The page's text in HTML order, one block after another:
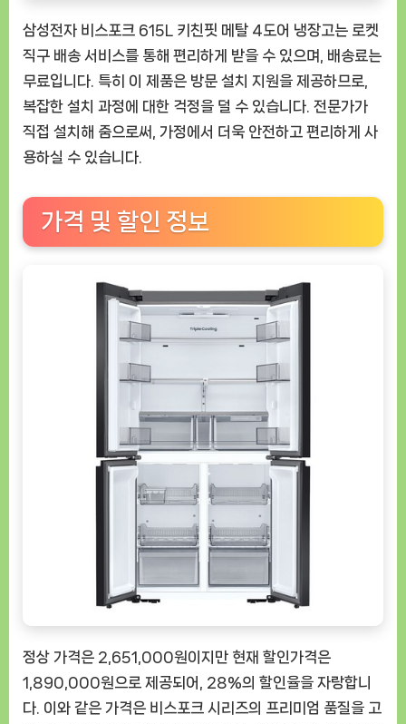
삼성전자 비스포크 615L 키친핏 메탈 4도어 냉장고는 로켓
직구 배송 서비스를 통해 편리하게 받을 수 있으며, 배송료는
무료입니다. 특히 이 제품은 방문 설치 지원을 제공하므로,
복잡한 설치 과정에 대한 걱정을 덜 수 있습니다. 전문가가
직접 설치해 줌으로써, 가정에서 더욱 안전하고 편리하게 사
용하실 수 있습니다.
가격 및 할인 정보
정상 가격은 2,651,000원이지만 현재 할인가격은
1,890,000원으로 제공되어, 28%의 할인율을 자랑합니
다. 이와 같은 가격은 비스포크 시리즈의 프리미엄 품질을 고